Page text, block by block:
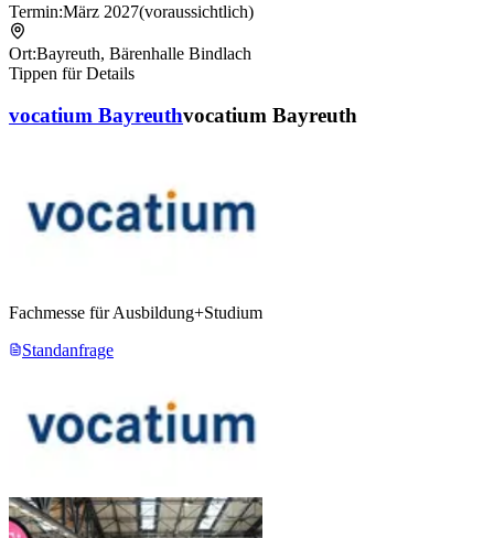
Termin:März 2027(voraussichtlich)
Ort:Bayreuth, Bärenhalle Bindlach
Tippen für Details
vocatium Bayreuthvocatium Bayreuth
Fachmesse für Ausbildung+Studium
Standanfrage